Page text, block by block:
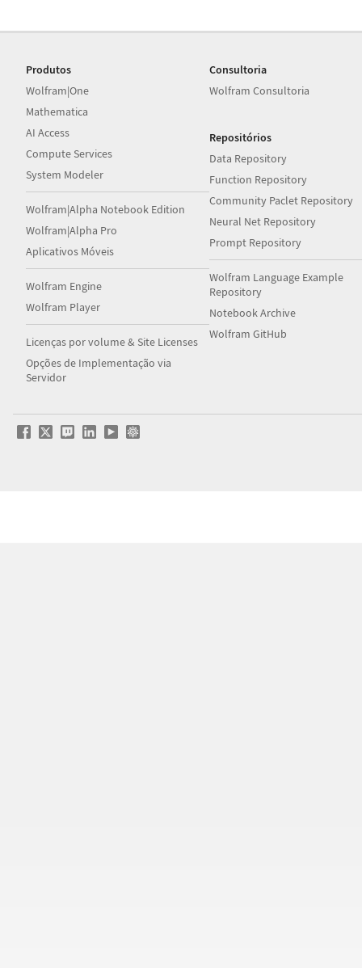
Produtos
Wolfram|One
Mathematica
AI Access
Compute Services
System Modeler
Wolfram|Alpha Notebook Edition
Wolfram|Alpha Pro
Aplicativos Móveis
Wolfram Engine
Wolfram Player
Licenças por volume & Site Licenses
Opções de Implementação via
Servidor
Consultoria
Wolfram Consultoria
Repositórios
Data Repository
Function Repository
Community Paclet Repository
Neural Net Repository
Prompt Repository
Wolfram Language Example
Repository
Notebook Archive
Wolfram GitHub